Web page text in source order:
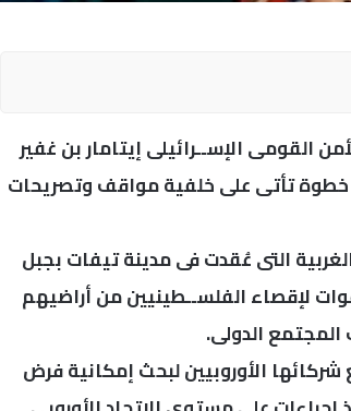
القومى الإســرائيلى إيتامار بن غفير
خطوة تأتى على خلفية مواقف وتصريحات
التى عُقدت فى مدينة تيفات بجبل
لإقصاء الفلســطينيين من أراضيهم
الدولى.
الأوروبيين لبحث إمكانية فرض